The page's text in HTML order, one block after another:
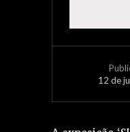
12 de